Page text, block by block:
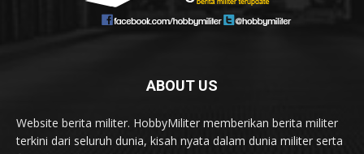
ABOUT US
Website berita militer. HobbyMiliter memberikan berita militer
terkini dari seluruh dunia, kisah nyata dalam dunia militer serta